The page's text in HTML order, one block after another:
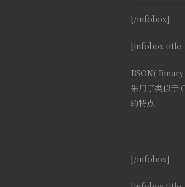
[/infobox]
[infobox
BSON(
采用了类似于
的特点
[/infobox]